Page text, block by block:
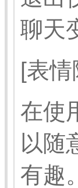
聊天
[表
在使
以随
有趣